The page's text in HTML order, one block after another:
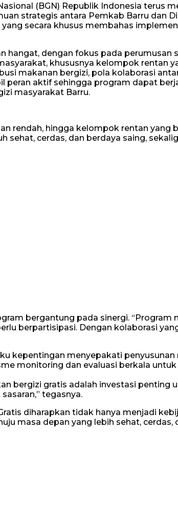
(BGN) Republik Indonesia terus
strategis antara Pemkab Barru dan
secara khusus membahas
hangat, dengan fokus pada
khususnya kelompok rentan
makanan bergizi, pola kolaborasi
aktif sehingga program dapat
masyarakat Barru.
rendah, hingga kelompok rentan yang
sehat, cerdas, dan berdaya saing,
bergantung pada sinergi. “Program
berpartisipasi. Dengan kolaborasi
kepentingan menyepakati penyusunan
monitoring dan evaluasi berkala
bergizi gratis adalah investasi penting
tegasnya.
diharapkan tidak hanya menjadi
masa depan yang lebih sehat, cerdas,